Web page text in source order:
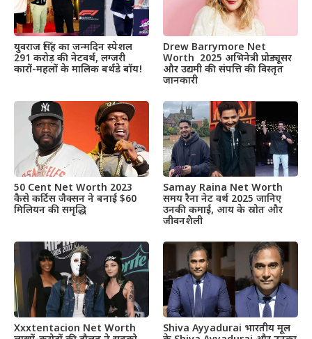
युवराज सिंह का जन्मदिन स्पेशल
291 करोड़ की नेटवर्थ, लग्जरी
कारों-महलों के मालिक बर्थडे बॉय!
Drew Barrymore Net
Worth 2025 अभिनेत्री प्रोड्यूसर
और उद्यमी की संपत्ति की विस्तृत
जानकारी
50 Cent Net Worth 2023
कैसे कर्टिस जैक्सन ने बनाई $60
मिलियन की समृद्धि
Samay Raina Net Worth
समय रैना नेट वर्थ 2025 जानिए
उनकी कमाई, आय के स्रोत और
जीवनशैली
Xxxtentacion Net Worth
Shiva Ayyadurai भारतीय मूल